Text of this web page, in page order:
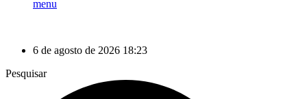
menu
6 de agosto de 2026 18:23
Pesquisar